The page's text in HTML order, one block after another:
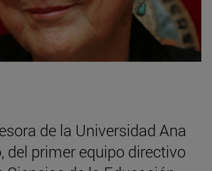
de la Universidad Ana
del primer equipo directivo